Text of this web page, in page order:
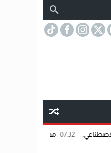
مختار عتمان.. «صديق المشاهير».. اسم